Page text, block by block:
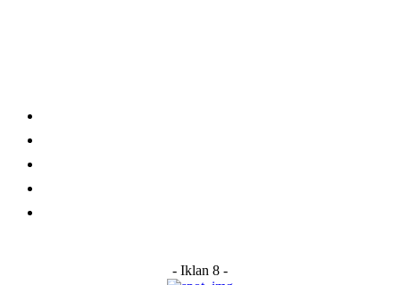
- Iklan 8 -